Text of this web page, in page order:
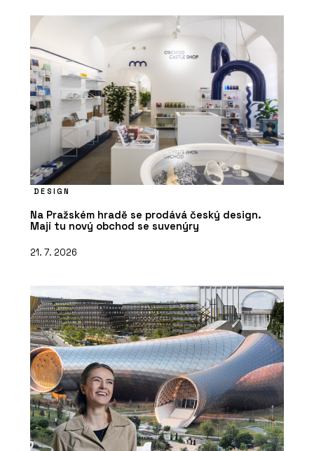
DESIGN
Na Pražském hradě se prodává český design.
Mají tu nový obchod se suvenýry
21. 7. 2026